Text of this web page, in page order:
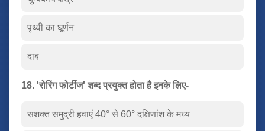
पृथ्वी का घूर्णन
दाब
18. 'रोरिंग फोर्टीज' शब्द प्रयुक्त होता है इनके लिए-
सशक्त समुद्री हवाएं 40° से 60° दक्षिणांश के मध्य